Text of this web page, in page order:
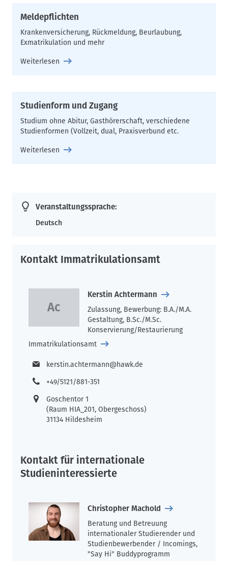
Meldepflichten
Krankenversicherung, Rückmeldung, Beurlaubung,
Exmatrikulation und mehr
Weiterlesen
Studienform und Zugang
Studium ohne Abitur, Gasthörerschaft, verschiedene
Studienformen (Vollzeit, dual, Praxisverbund etc.
Weiterlesen
Veranstaltungssprache:
Deutsch
Kontakt Immatrikulationsamt
Kerstin Achtermann
Zulassung, Bewerbung: B.A./M.A.
Gestaltung, B.Sc./M.Sc.
Konservierung/Restaurierung
Immatrikulationsamt
kerstin.achtermann@hawk.de
+49/5121/881-351
Goschentor 1
(Raum HIA_201, Obergeschoss)
31134 Hildesheim
Kontakt für internationale
Studieninteressierte
Christopher Machold
Beratung und Betreuung
internationaler Studierender und
Studienbewerbender / Incomings,
"Say Hi" Buddyprogramm